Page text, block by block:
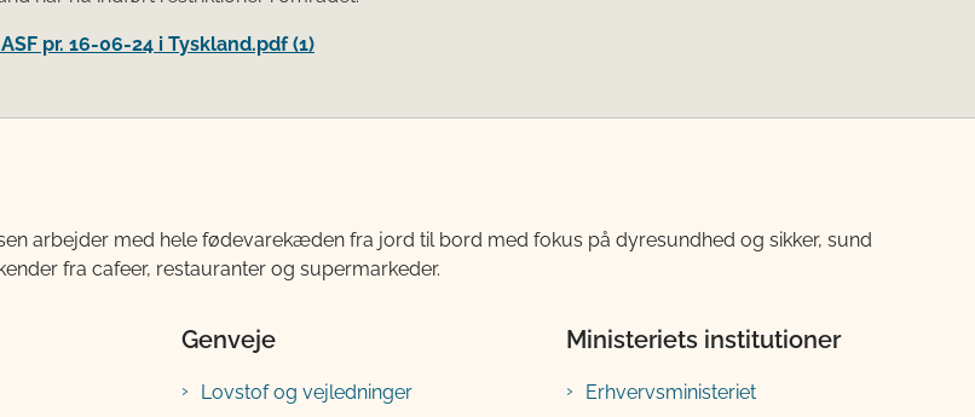
pr. 16-06-24 i Tyskland.pdf (1)
arbejder med hele fødevarekæden fra jord til bord med fokus på dyresundhed og sikker, sund
fra cafeer, restauranter og supermarkeder.
Genveje
Lovstof og vejledninger
Ministeriets institutioner
Erhvervsministeriet